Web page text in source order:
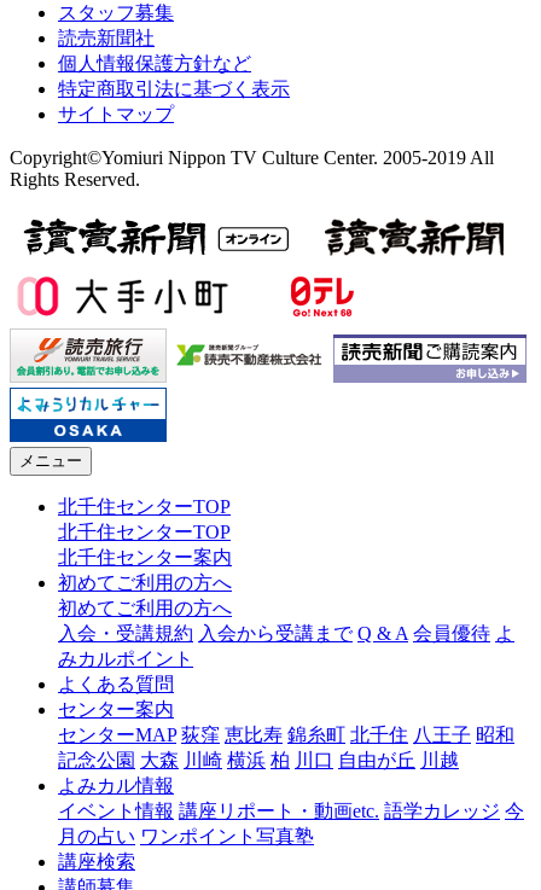
スタッフ募集
読売新聞社
個人情報保護方針など
特定商取引法に基づく表示
サイトマップ
Copyright©Yomiuri Nippon TV Culture Center. 2005-2019 All
Rights Reserved.
メニュー
北千住センターTOP
北千住センターTOP
北千住センター案内
初めてご利用の方へ
初めてご利用の方へ
入会・受講規約 入会から受講まで Q & A 会員優待 よ
みカルポイント
よくある質問
センター案内
センターMAP 荻窪 恵比寿 錦糸町 北千住 八王子 昭和
記念公園 大森 川崎 横浜 柏 川口 自由が丘 川越
よみカル情報
イベント情報 講座リポート・動画etc. 語学カレッジ 今
月の占い ワンポイント写真塾
講座検索